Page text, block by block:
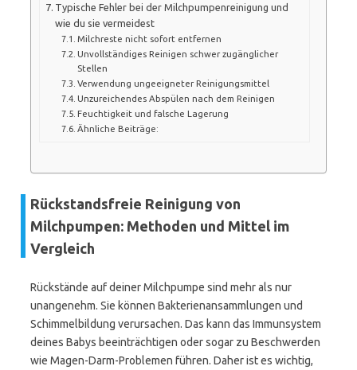
Typische Fehler bei der Milchpumpenreinigung und
wie du sie vermeidest
Milchreste nicht sofort entfernen
Unvollständiges Reinigen schwer zugänglicher
Stellen
Verwendung ungeeigneter Reinigungsmittel
Unzureichendes Abspülen nach dem Reinigen
Feuchtigkeit und falsche Lagerung
Ähnliche Beiträge:
Rückstandsfreie Reinigung von
Milchpumpen: Methoden und Mittel im
Vergleich
Rückstände auf deiner Milchpumpe sind mehr als nur
unangenehm. Sie können Bakterienansammlungen und
Schimmelbildung verursachen. Das kann das Immunsystem
deines Babys beeinträchtigen oder sogar zu Beschwerden
wie Magen-Darm-Problemen führen. Daher ist es wichtig,